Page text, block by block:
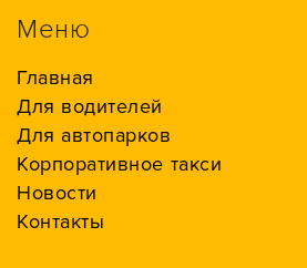
Меню
Главная
Для водителей
Для автопарков
Корпоративное такси
Новости
Контакты